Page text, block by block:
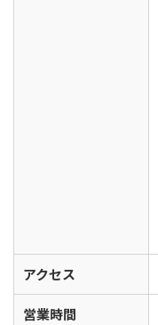
アクセス
営業時間